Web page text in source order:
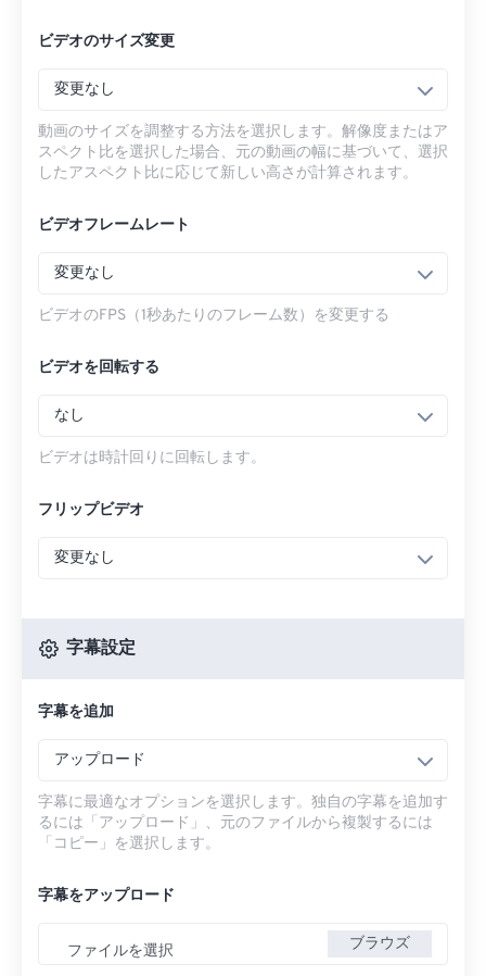
ビデオのサイズ変更
変更なし
動画のサイズを調整する方法を選択します。解像度またはア
スペクト比を選択した場合、元の動画の幅に基づいて、選択
したアスペクト比に応じて新しい高さが計算されます。
ビデオフレームレート
変更なし
ビデオのFPS（1秒あたりのフレーム数）を変更する
ビデオを回転する
なし
ビデオは時計回りに回転します。
フリップビデオ
変更なし
字幕設定
字幕を追加
アップロード
字幕に最適なオプションを選択します。独自の字幕を追加す
るには「アップロード」、元のファイルから複製するには
「コピー」を選択します。
字幕をアップロード
ファイルを選択 ブラウズ